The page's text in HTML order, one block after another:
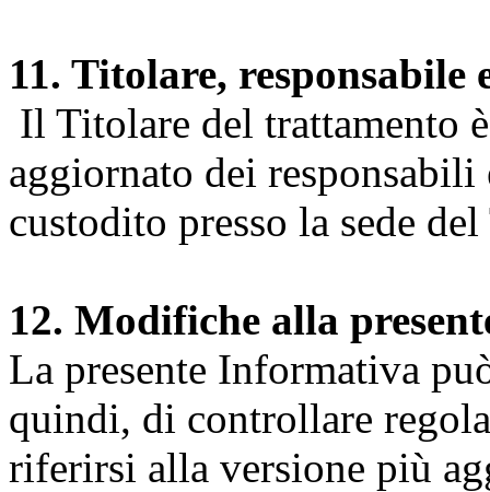
11. Titolare, responsabile
Il Titolare del trattamento
aggiornato dei
custodito presso la sede
12. Modifiche alla
La presente Informativa
quindi, di controllare
riferirsi alla versione più